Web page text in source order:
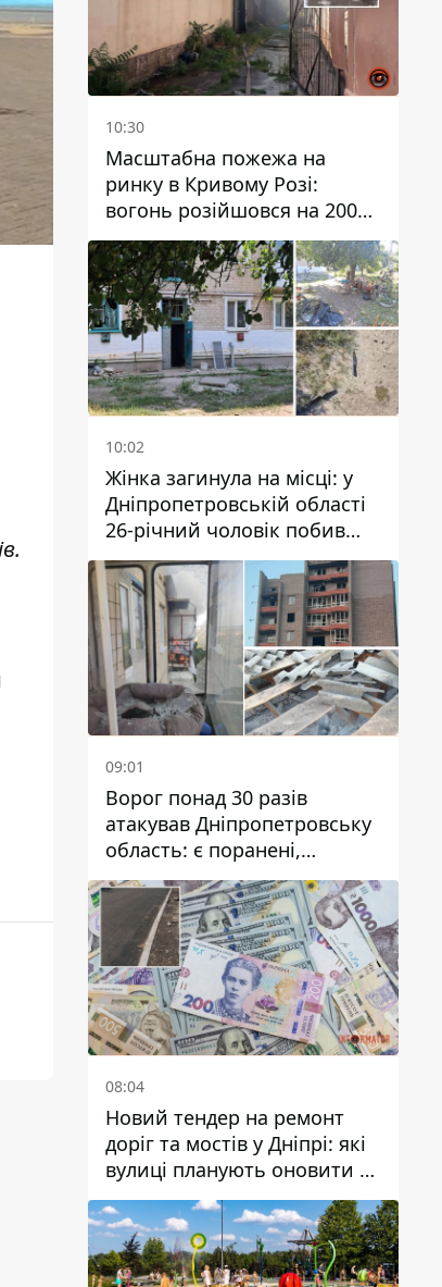
10:30
Масштабна пожежа на
ринку в Кривому Розі:
вогонь розійшовся на 200
квадратних метрів
10:02
Жінка загинула на місці: у
Дніпропетровській області
26-річний чоловік побив
трьох людей металевим
предметом
09:01
Ворог понад 30 разів
атакував Дніпропетровську
область: є поранені,
пошкоджені ліцей, будинки
та підприємства
08:04
Новий тендер на ремонт
доріг та мостів у Дніпрі: які
вулиці планують оновити та
скільки десятків мільйонів
гривень на це хочуть
витратити